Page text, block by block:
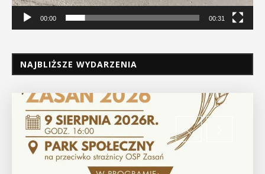
00:00 00:31
NAJBLIŻSZE WYDARZENIA